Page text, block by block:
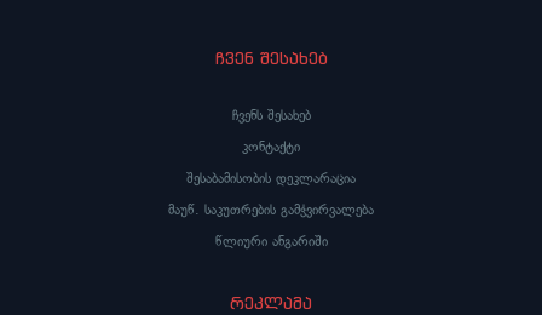
ჩვენ შესახებ
ჩვენს შესახებ
კონტაქტი
შესაბამისობის დეკლარაცია
მაუწ. საკუთრების გამჭვირვალება
წლიური ანგარიში
რეკლამა